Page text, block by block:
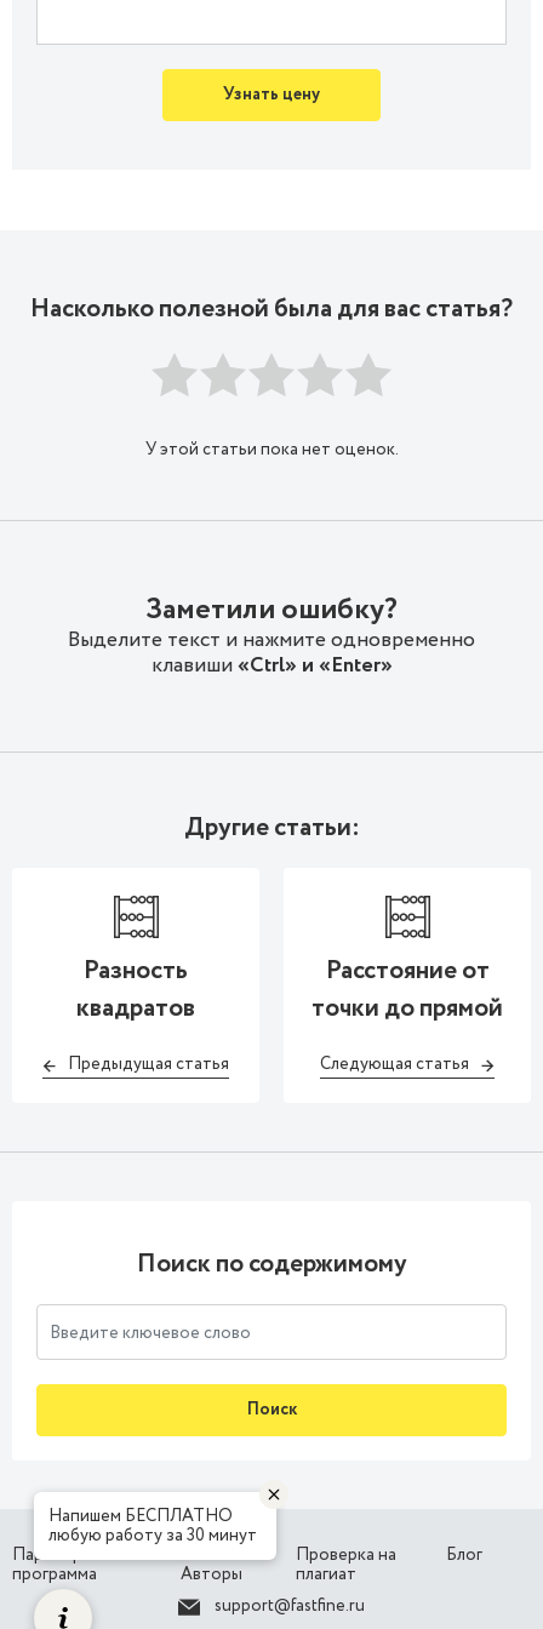
Узнать цену
Насколько полезной была для вас статья?
У этой статьи пока нет оценок.
Заметили ошибку?
Выделите текст и нажмите одновременно
клавиши«Ctrl» и «Enter»
Другие статьи:
Разность
квадратов
Предыдущая статья
Расстояние от
точки до прямой
Следующая статья
Поиск по содержимому
Поиск
Партнерская
программа
Наши
Авторы
Проверка на
плагиат
Блог
support@fastfine.ru
Напишем БЕСПЛАТНО
любую работу за 30 минут